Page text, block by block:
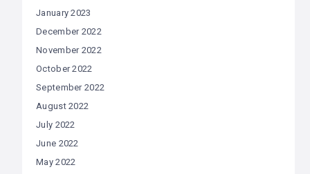
January 2023
December 2022
November 2022
October 2022
September 2022
August 2022
July 2022
June 2022
May 2022